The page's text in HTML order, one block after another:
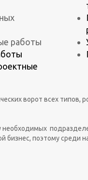
работы
ворот всех типов,
необходимых
бизнес, поэтому среди